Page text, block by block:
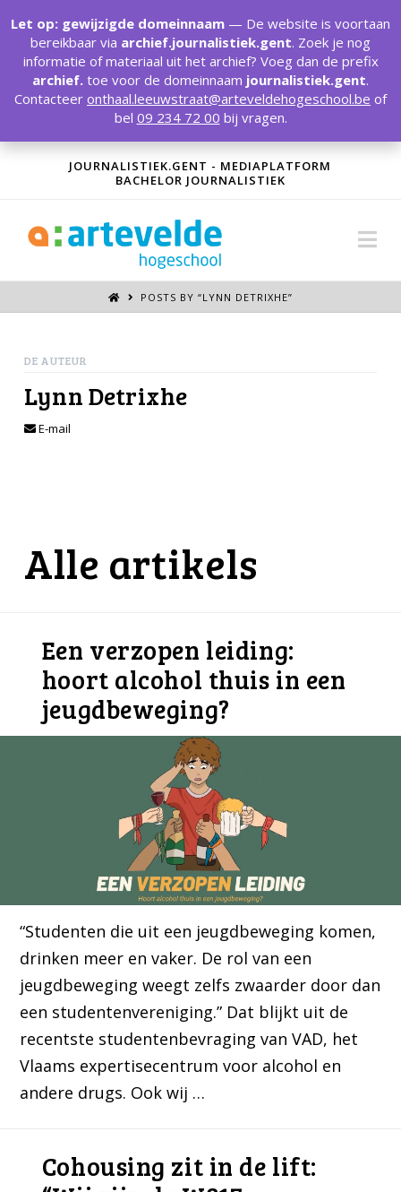
JOURNALISTIEK.GENT - MEDIAPLATFORM
BACHELOR JOURNALISTIEK
POSTS BY “LYNN DETRIXHE”
DE AUTEUR
Lynn Detrixhe
E-mail
Alle artikels
Een verzopen leiding:
hoort alcohol thuis in een
jeugdbeweging?
“Studenten die uit een jeugdbeweging komen,
drinken meer en vaker. De rol van een
jeugdbeweging weegt zelfs zwaarder door dan
een studentenvereniging.” Dat blijkt uit de
recentste studentenbevraging van VAD, het
Vlaams expertisecentrum voor alcohol en
andere drugs. Ook wij …
Cohousing zit in de lift:
Let op: gewijzigde domeinnaam — De website is voortaan
bereikbaar via archief.journalistiek.gent. Zoek je nog
informatie of materiaal uit het archief? Voeg dan de prefix
archief. toe voor de domeinnaam journalistiek.gent.
Contacteer onthaal.leeuwstraat@arteveldehogeschool.be of
bel 09 234 72 00 bij vragen.